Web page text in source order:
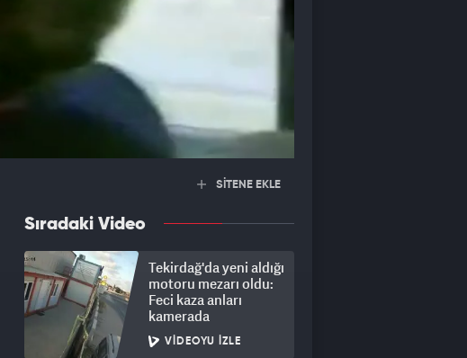
SİTENE EKLE
Sıradaki Video
Tekirdağ'da yeni aldığı
motoru mezarı oldu:
Feci kaza anları
kamerada
VIDEOYU İZLE